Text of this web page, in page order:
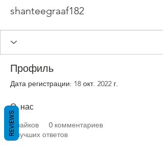
shanteegraaf182
Профиль
Дата регистрации: 18 окт. 2022 г.
О нас
0 лайков 0 комментариев
0 лучших ответов
REVIEWS